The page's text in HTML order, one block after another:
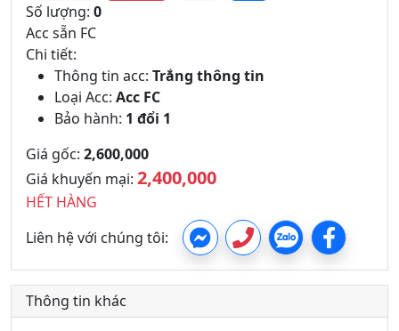
Số lượng: 0
Acc sẵn FC
Chi tiết:
Thông tin acc: Trắng thông tin
Loại Acc: Acc FC
Bảo hành: 1 đổi 1
Giá gốc: 2,600,000
Giá khuyến mại: 2,400,000
HẾT HÀNG
Liên hệ với chúng tôi:
Thông tin khác